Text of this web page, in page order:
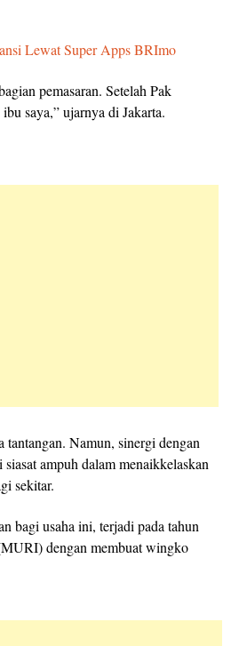
Lewat Super Apps BRImo
pemasaran. Setelah Pak
saya,” ujarnya di Jakarta.
Namun, sinergi dengan
ampuh dalam menaikkelaskan
sekitar.
bagi usaha ini, terjadi pada tahun
dengan membuat wingko